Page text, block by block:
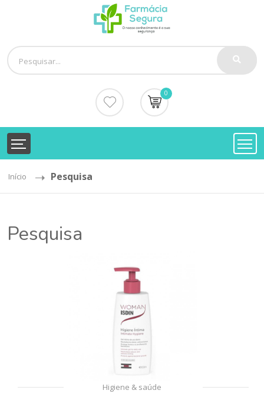
0
Início Pesquisa
Pesquisa
Higiene & saúde